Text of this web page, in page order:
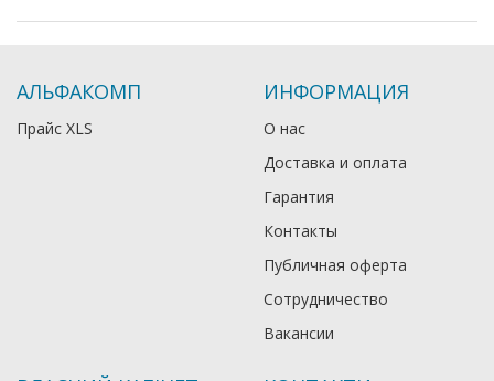
АЛЬФАКОМП
Прайс XLS
ИНФОРМАЦИЯ
О нас
Доставка и оплата
Гарантия
Контакты
Публичная оферта
Сотрудничество
Вакансии